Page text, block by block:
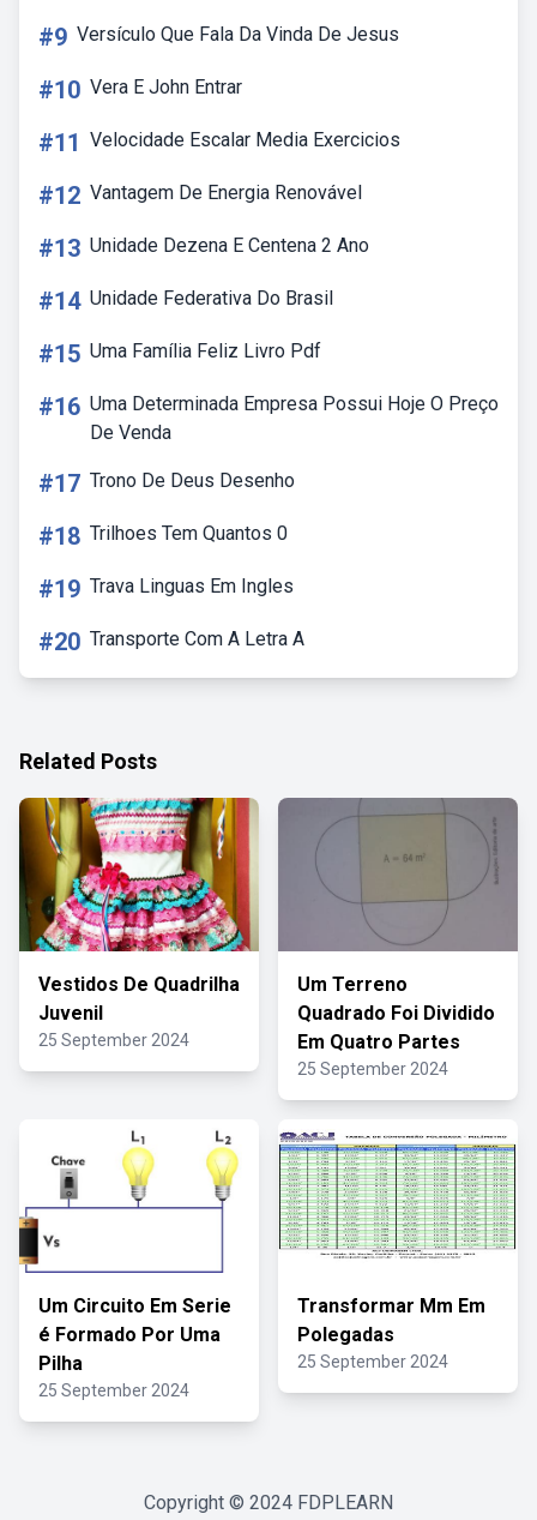
#9 Versículo Que Fala Da Vinda De Jesus
#10 Vera E John Entrar
#11 Velocidade Escalar Media Exercicios
#12 Vantagem De Energia Renovável
#13 Unidade Dezena E Centena 2 Ano
#14 Unidade Federativa Do Brasil
#15 Uma Família Feliz Livro Pdf
#16 Uma Determinada Empresa Possui Hoje O Preço
De Venda
#17 Trono De Deus Desenho
#18 Trilhoes Tem Quantos 0
#19 Trava Linguas Em Ingles
#20 Transporte Com A Letra A
Related Posts
Vestidos De Quadrilha
Juvenil
25 September 2024
Um Terreno
Quadrado Foi Dividido
Em Quatro Partes
25 September 2024
Um Circuito Em Serie
é Formado Por Uma
Pilha
25 September 2024
Transformar Mm Em
Polegadas
25 September 2024
Copyright © 2024 FDPLEARN